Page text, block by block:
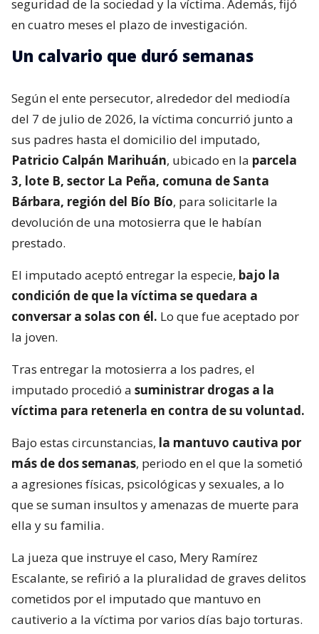
seguridad de la sociedad y la víctima. Además, fijó
en cuatro meses el plazo de investigación.
Un calvario que duró semanas
Según el ente persecutor, alrededor del mediodía
del 7 de julio de 2026, la víctima concurrió junto a
sus padres hasta el domicilio del imputado,
Patricio Calpán Marihuán, ubicado en la parcela
3, lote B, sector La Peña, comuna de Santa
Bárbara, región del Bío Bío, para solicitarle la
devolución de una motosierra que le habían
prestado.
El imputado aceptó entregar la especie, bajo la
condición de que la víctima se quedara a
conversar a solas con él. Lo que fue aceptado por
la joven.
Tras entregar la motosierra a los padres, el
imputado procedió a suministrar drogas a la
víctima para retenerla en contra de su voluntad.
Bajo estas circunstancias, la mantuvo cautiva por
más de dos semanas, periodo en el que la sometió
a agresiones físicas, psicológicas y sexuales, a lo
que se suman insultos y amenazas de muerte para
ella y su familia.
La jueza que instruye el caso, Mery Ramírez
Escalante, se refirió a la pluralidad de graves delitos
cometidos por el imputado que mantuvo en
cautiverio a la víctima por varios días bajo torturas.